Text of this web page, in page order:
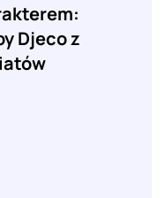
Djeco z